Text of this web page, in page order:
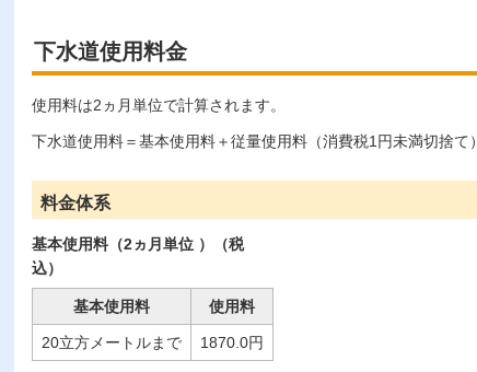
下水道使用料金
使用料は2ヵ月単位で計算されます。
下水道使用料＝基本使用料＋従量使用料（消費税1円未満切捨て）
料金体系
基本使用料（2ヵ月単位 ）（税
込）
基本使用料 使用料
20立方メートルまで 1870.0円